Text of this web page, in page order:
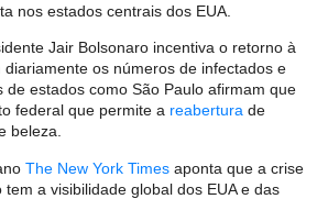
nos estados centrais dos EUA.
Jair Bolsonaro incentiva o retorno à
os números de infectados e
de estados como São Paulo afirmam que
federal que permite a reabertura de
beleza.
The New York Times aponta que a crise
tem a visibilidade global dos EUA e das